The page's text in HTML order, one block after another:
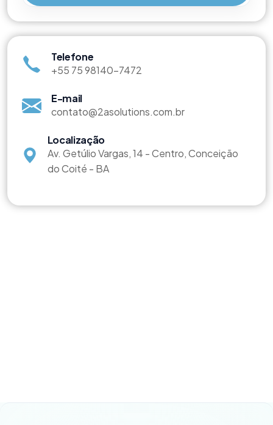
Telefone
+55 75 98140-7472
E-mail
contato@2asolutions.com.br
Localização
Av. Getúlio Vargas, 14 - Centro, Conceição
do Coité - BA